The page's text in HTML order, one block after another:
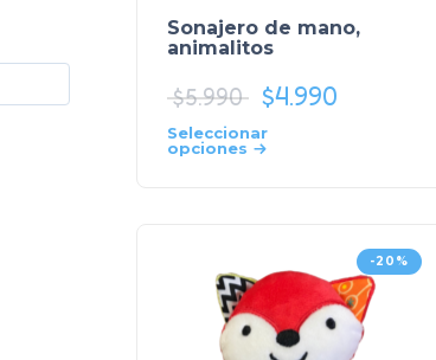
Sonajero de mano,
animalitos
$5.990 $4.990
Seleccionar
opciones
-20%